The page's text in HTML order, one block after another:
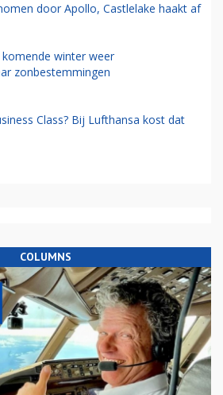
door Apollo, Castlelake haakt af
winter weer
zonbestemmingen
Class? Bij Lufthansa kost dat
COLUMNS